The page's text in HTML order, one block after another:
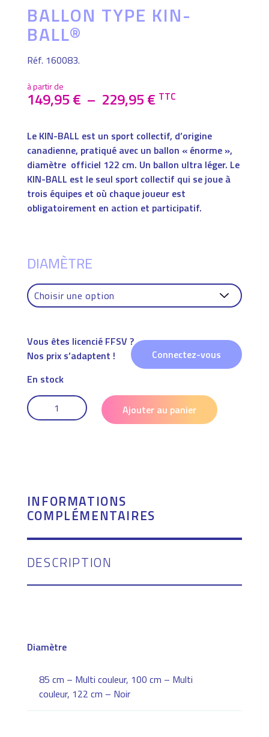
BALLON TYPE KIN-
BALL®
Réf. 160083.
à partir de
149,95€ – 229,95€PLAGE
DE
149,95 €
À
229,95 €
TTC
Le KIN-BALL est un sport collectif, d’origine
canadienne, pratiqué avec un ballon « énorme »,
diamètre officiel 122 cm. Un ballon ultra léger. Le
KIN-BALL est le seul sport collectif qui se joue à
trois équipes et où chaque joueur est
obligatoirement en action et participatif.
DIAMÈTRE
Vous êtes licencié FFSV ?
Nos prix s’adaptent !
Connectez-vous
En stock
QUANTITÉ
DE
BALLON
Ajouter au panier
INFORMATIONS
COMPLÉMENTAIRES
DESCRIPTION
Diamètre
85 cm – Multi couleur, 100 cm – Multi
couleur, 122 cm – Noir